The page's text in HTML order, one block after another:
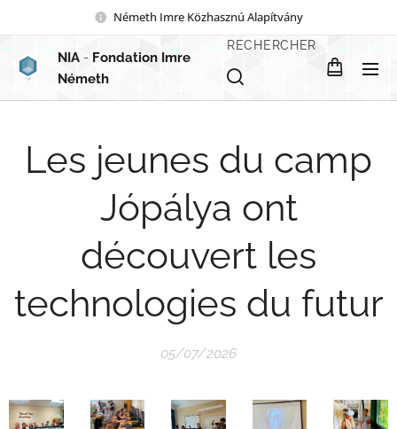
Németh Imre Közhasznú Alapítvány
NIA - Fondation Imre
Németh
RECHERCHER
Les jeunes du camp
Jópálya ont
découvert les
technologies du futur
05/07/2026